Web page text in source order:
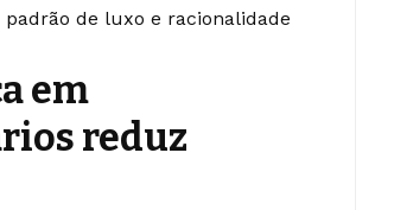
de luxo e racionalidade
em
reduz